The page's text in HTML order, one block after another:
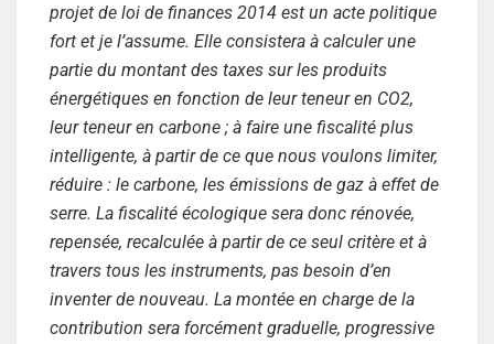
projet de loi de finances 2014 est un acte politique
fort et je l’assume. Elle consistera à calculer une
partie du montant des taxes sur les produits
énergétiques en fonction de leur teneur en CO2,
leur teneur en carbone ; à faire une fiscalité plus
intelligente, à partir de ce que nous voulons limiter,
réduire : le carbone, les émissions de gaz à effet de
serre. La fiscalité écologique sera donc rénovée,
repensée, recalculée à partir de ce seul critère et à
travers tous les instruments, pas besoin d’en
inventer de nouveau. La montée en charge de la
contribution sera forcément graduelle, progressive